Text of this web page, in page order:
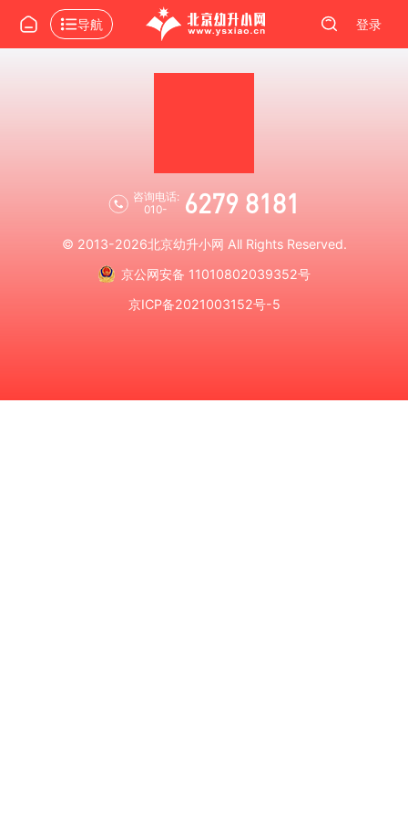
导航 登录
咨询电话:
010-
6279 8181
© 2013-2026北京幼升小网 All Rights Reserved.
京公网安备 11010802039352号
京ICP备2021003152号-5